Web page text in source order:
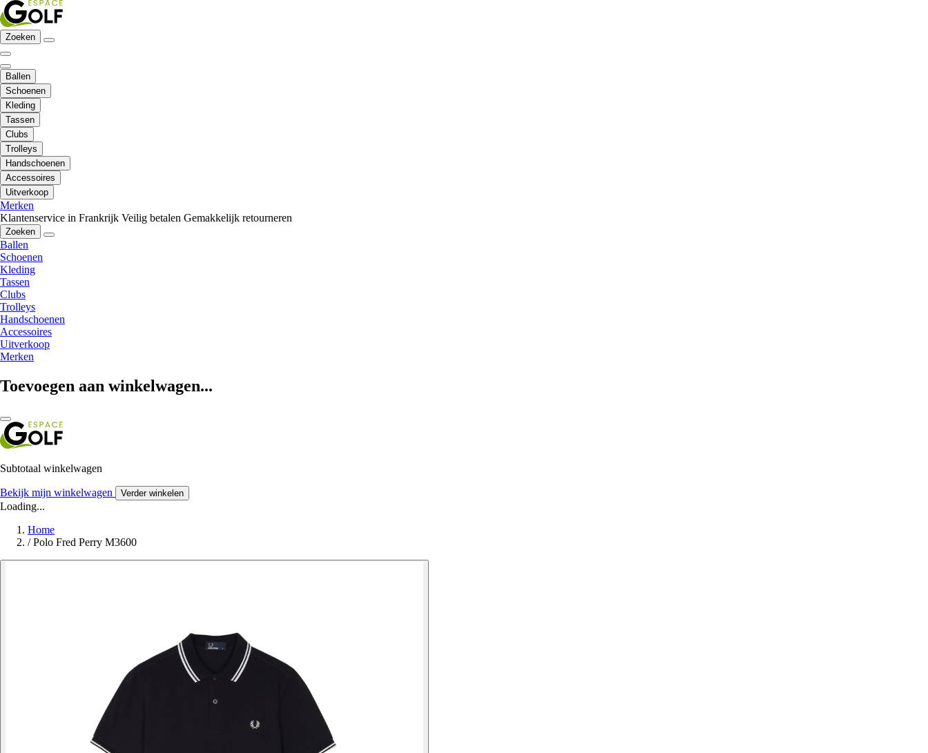
Zoeken
Ballen
Schoenen
Kleding
Tassen
Clubs
Trolleys
Handschoenen
Accessoires
Uitverkoop
Merken
Klantenservice in Frankrijk Veilig betalen Gemakkelijk retourneren
Zoeken
Ballen
Schoenen
Kleding
Tassen
Clubs
Trolleys
Handschoenen
Accessoires
Uitverkoop
Merken
Toevoegen aan winkelwagen...
Subtotaal winkelwagen
Bekijk mijn winkelwagen Verder winkelen
Loading...
Home
/ Polo Fred Perry M3600